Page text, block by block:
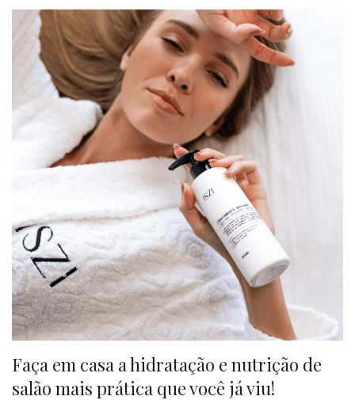
Faça em casa a hidratação e nutrição de
salão mais prática que você já viu!